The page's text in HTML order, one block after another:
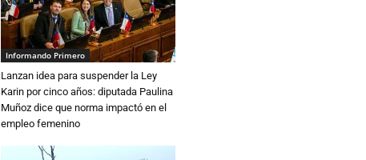
Informando Primero
Lanzan idea para suspender la Ley
Karin por cinco años: diputada Paulina
Muñoz dice que norma impactó en el
empleo femenino